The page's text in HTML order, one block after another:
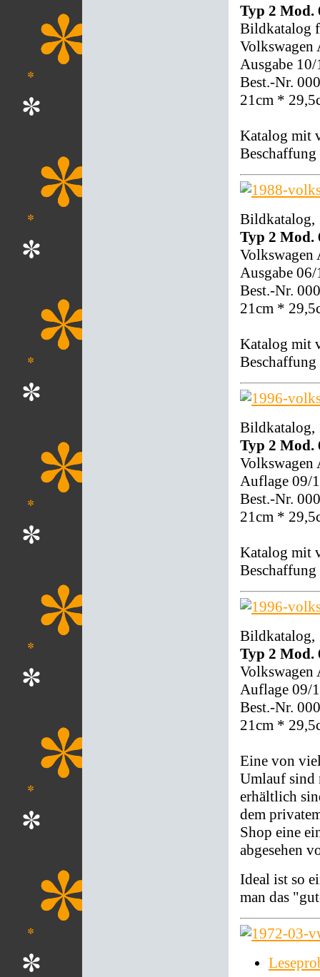
Typ 2 Mod.
Bildkatalog
Volkswagen
Ausgabe
Best.-Nr.
21cm *
Katalog mit
Bildkatalog,
Typ 2 Mod.
Volkswagen
Ausgabe
Best.-Nr.
21cm *
Katalog mit
Bildkatalog,
Typ 2 Mod.
Volkswagen
Auflage 09/
Best.-Nr.
21cm *
Katalog mit
Bildkatalog,
Typ 2 Mod.
Volkswagen
Auflage 09/
Best.-Nr.
21cm *
Eine von
Umlauf sind
erhältlich
dem
Shop eine
abgesehen
Ideal ist so
man das